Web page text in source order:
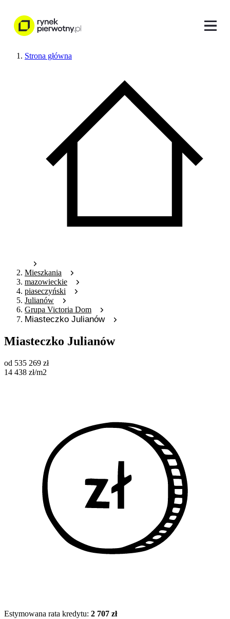
Strona główna
Mieszkania
mazowieckie
piaseczyński
Julianów
Grupa Victoria Dom
Miasteczko Julianów
Miasteczko Julianów
od 535 269 zł
14 438 zł/m2
Estymowana rata kredytu: 2 707 zł